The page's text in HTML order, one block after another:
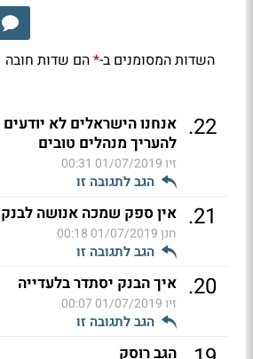
השדות המסומנים ב-*הם שדות חובה
22
. אנחנו הישראלים לא יודעים
להעריך מנהלים טובים
זיו01/07/2019 00:31
הגב לתגובה זו
21
. אין ספק שמכה אנושה לבנק
חנן01/07/2019 00:18
הגב לתגובה זו
20
. איך הבנק יסתדר בלעדייה
זיו01/07/2019 00:07
הגב לתגובה זו
הגב רוסק